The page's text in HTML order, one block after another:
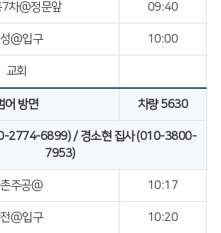
7차@정문앞 09:40
@입구 10:00
교회
어 방면 차량 5630
2774-6899) / 경소현 집사 (010-3800-
7953)
주공@ 10:17
@입구 10:20